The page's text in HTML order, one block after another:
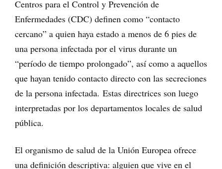
Centros para el Control y Prevención de
Enfermedades (CDC) definen como “contacto
cercano” a quien haya estado a menos de 6 pies de
una persona infectada por el virus durante un
“período de tiempo prolongado”, así como a aquellos
que hayan tenido contacto directo con las secreciones
de la persona infectada. Estas directrices son luego
interpretadas por los departamentos locales de salud
pública.
El organismo de salud de la Unión Europea ofrece
una definición descriptiva: alguien que vive en el